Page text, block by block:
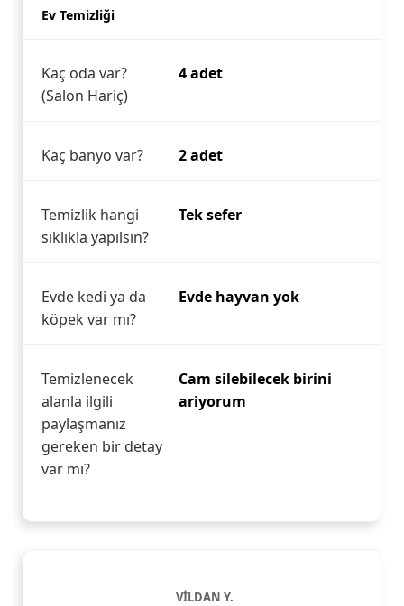
Ev Temizliği
Kaç oda var?
(Salon Hariç)
4 adet
Kaç banyo var? 2 adet
Temizlik hangi
sıklıkla yapılsın?
Tek sefer
Evde kedi ya da
köpek var mı?
Evde hayvan yok
Temizlenecek
alanla ilgili
paylaşmanız
gereken bir detay
var mı?
Cam silebilecek birini
ariyorum
VİLDAN Y.